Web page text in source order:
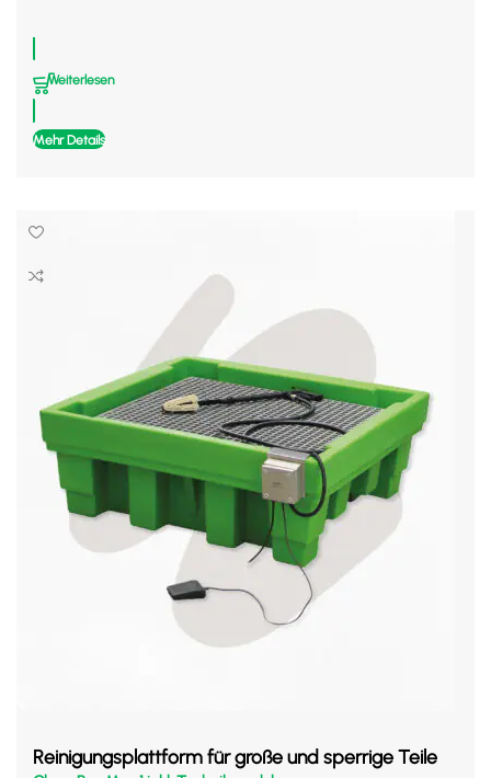
Weiterlesen
Mehr Details
Reinigungsplattform für große und sperrige Teile